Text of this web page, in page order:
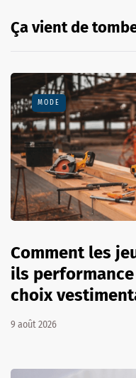
Ça vient de
MODE
Comment les
ils
choix
9 août 2026